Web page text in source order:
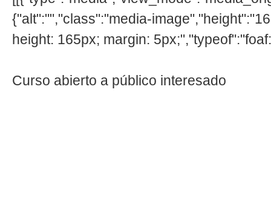
{"alt":"","class":"media-
height: 165px; margin:
Curso abierto a público interesado